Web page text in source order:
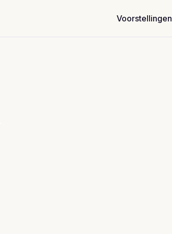
Voorstellingen